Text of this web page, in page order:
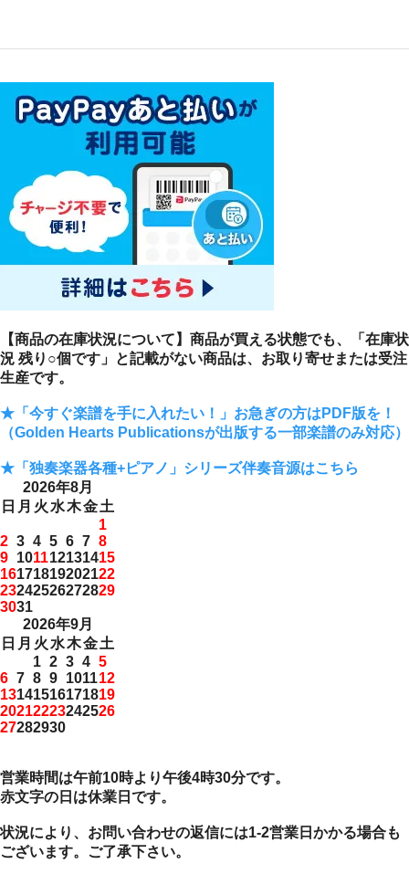
【商品の在庫状況について】商品が買える状態でも、「在庫状
況 残り○個です」と記載がない商品は、お取り寄せまたは受注
生産です。
★「今すぐ楽譜を手に入れたい！」お急ぎの方はPDF版を！
（Golden Hearts Publicationsが出版する一部楽譜のみ対応）
★「独奏楽器各種+ピアノ」シリーズ伴奏音源はこちら
2026年8月
日 月 火 水木金土
1
2 3 4 5 6 7 8
9 101112131415
16171819202122
23242526272829
3031
2026年9月
日 月 火 水木金土
1 2 3 4 5
6 7 8 9 101112
13141516171819
20212223242526
27282930
営業時間は午前10時より午後4時30分です。
赤文字の日は休業日です。
状況により、お問い合わせの返信には1-2営業日かかる場合も
ございます。ご了承下さい。